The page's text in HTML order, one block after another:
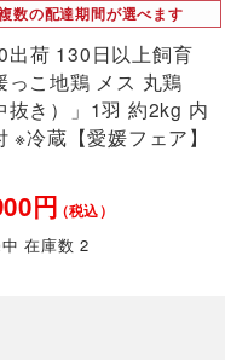
数の配達期間が選べます
出荷 130日以上飼育
っこ地鶏 メス 丸鶏
抜き）」1羽 約2kg 内
※冷蔵【愛媛フェア】
円（税込）
在庫数 2